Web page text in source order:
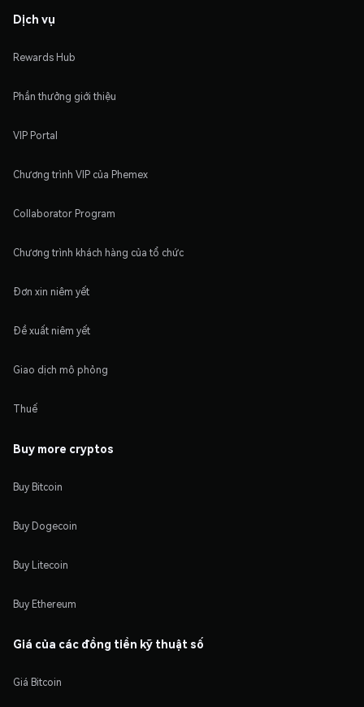
Dịch vụ
Rewards Hub
Phần thưởng giới thiệu
VIP Portal
Chương trình VIP của Phemex
Collaborator Program
Chương trình khách hàng của tổ chức
Đơn xin niêm yết
Đề xuất niêm yết
Giao dịch mô phỏng
Thuế
Buy more cryptos
Buy Bitcoin
Buy Dogecoin
Buy Litecoin
Buy Ethereum
Giá của các đồng tiền kỹ thuật số
Giá Bitcoin